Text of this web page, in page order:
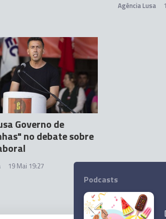
Agência Lusa
Governo de
no debate sobre
19 Mai 19:27
Podcasts